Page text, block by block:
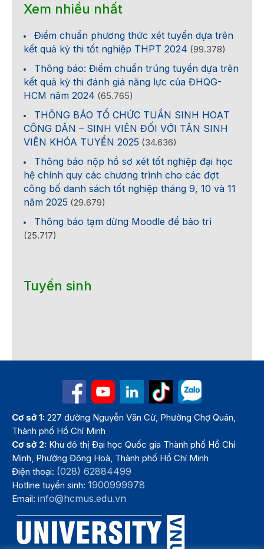
Xem nhiều nhất
Điểm chuẩn phương thức xét tuyển dựa trên
kết quả kỳ thi tốt nghiệp THPT 2024 (99.378)
Thông báo: Điểm chuẩn trúng tuyển dựa trên
kết quả kỳ thi đánh giá năng lực của ĐHQG-
HCM năm 2024 (65.765)
THÔNG BÁO TỔ CHỨC TUẦN SINH HOẠT
CÔNG DÂN – SINH VIÊN ĐỐI VỚI TÂN SINH
VIÊN KHÓA TUYỂN 2025 (34.636)
Thông báo nộp hồ sơ xét tốt nghiệp đại học
hệ chính quy các chương trình cho các đợt
công bố danh sách tốt nghiệp tháng 9, 10 và 11
năm 2025 (29.679)
Thông báo tạm dừng Moodle để bảo trì
(25.717)
Tuyển sinh
Cơ sở 1: 227 đường Nguyễn Văn Cừ, Phường Chợ Quán,
Thành phố Hồ Chí Minh
Cơ sở 2: Khu đô thị Đại học Quốc gia Thành phố Hồ Chí
Minh, Phường Đông Hoà, Thành phố Hồ Chí Minh
Điện thoại: (028) 62884499
Hotline tuyển sinh:1900999978
Email:info@hcmus.edu.vn